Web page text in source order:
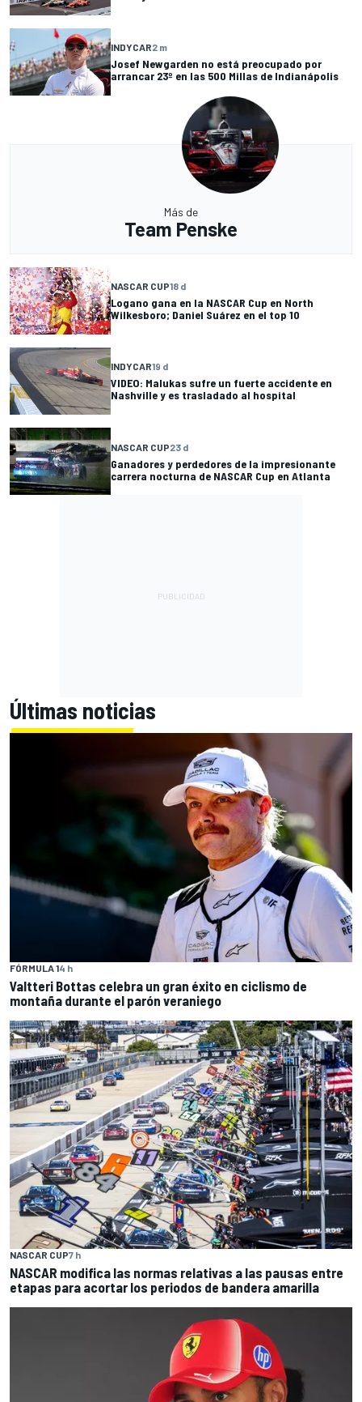
INDYCAR2 m
Josef Newgarden no está preocupado por
arrancar 23º en las 500 Millas de Indianápolis
Más de
Team Penske
NASCAR CUP18 d
Logano gana en la NASCAR Cup en North
Wilkesboro; Daniel Suárez en el top 10
INDYCAR19 d
VIDEO: Malukas sufre un fuerte accidente en
Nashville y es trasladado al hospital
NASCAR CUP23 d
Ganadores y perdedores de la impresionante
carrera nocturna de NASCAR Cup en Atlanta
Últimas noticias
FÓRMULA 14 h
Valtteri Bottas celebra un gran éxito en ciclismo de
montaña durante el parón veraniego
NASCAR CUP7 h
NASCAR modifica las normas relativas a las pausas entre
etapas para acortar los periodos de bandera amarilla